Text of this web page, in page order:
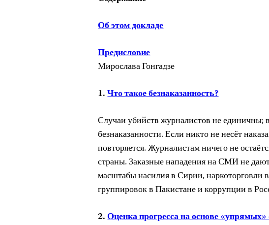
Об этом докладе
Предисловие
Мирослава Гонгадзе
1.Что такое безнаказанность?
Случаи убийств журналистов не единичны;
безнаказанности. Если никто не несёт
повторяется. Журналистам ничего не
страны. Заказные нападения на СМИ не
масштабы насилия в Сирии,
группировок в Пакистане и коррупции в
2.Оценка прогресса на основе